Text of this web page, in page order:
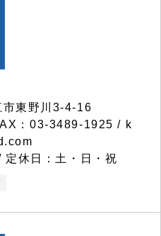
東野川3-4-16
：03-3489-1925 / k
休日：土・日・祝